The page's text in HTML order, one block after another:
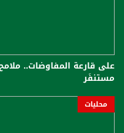
على قارعة المفاوضات..
مستنفَر
محليات